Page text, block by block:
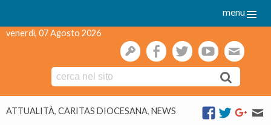
menu
venerdì, 07 Agosto 2026
gestionefacebooktwitteryoutube
to
ATTUALITÀ, CARITAS DIOCESANA, NEWS